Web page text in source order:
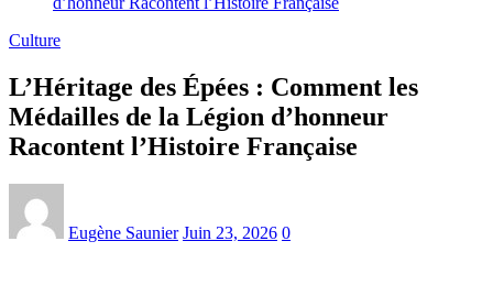
Culture
L’Héritage des Épées : Comment les
Médailles de la Légion d’honneur
Racontent l’Histoire Française
Eugène Saunier Juin 23, 2026 0